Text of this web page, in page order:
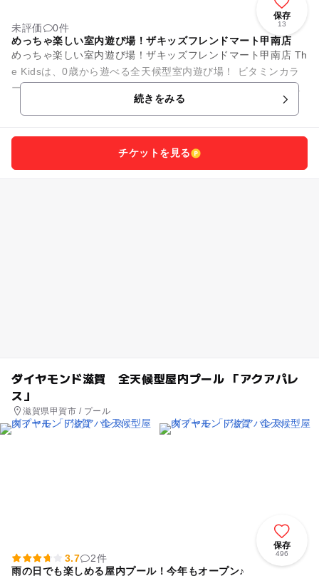
保存
13
未評価
0件
めっちゃ楽しい室内遊び場！ザキッズフレンドマート甲南店
めっちゃ楽しい室内遊び場！ザキッズフレンドマート甲南店 Th
e Kidsは、0歳から遊べる全天候型室内遊び場！ ビタミンカラ
ーで彩られた施設内には、幼児から小学生の子供がワクワクす
続きをみる
チケットを見る
ダイヤモンド滋賀 全天候型屋内プール 「アクアパレ
ス」
滋賀県甲賀市 / プール
保存
496
3.7
2件
雨の日でも楽しめる屋内プール！今年もオープン♪